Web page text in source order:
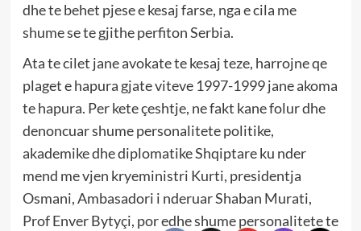
dhe te behet pjese e kesaj farse, nga e cila me
shume se te gjithe perfiton Serbia.
Ata te cilet jane avokate te kesaj teze, harrojne qe
plaget e hapura gjate viteve 1997-1999 jane akoma
te hapura. Per kete çeshtje, ne fakt kane folur dhe
denoncuar shume personalitete politike,
akademike dhe diplomatike Shqiptare ku nder
mend me vjen kryeministri Kurti, presidentja
Osmani, Ambasadori i nderuar Shaban Murati,
Prof Enver Bytyçi, por edhe shume personalitete te